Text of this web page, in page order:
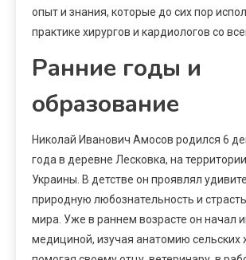
опыт и знания, которые до сих пор
практике хирургов и кардиологов со
Ранние годы и
образование
Николай Иванович Амосов родился 6
года в деревне Лесковка, на
Украины. В детстве он проявлял
природную любознательность и
мира. Уже в раннем возрасте он начал
медициной, изучая анатомию сельских